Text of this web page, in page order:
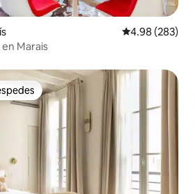
Calificación
4.98 (283)
Marais
preferido